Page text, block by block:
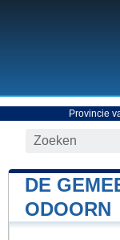
Provincie
DE
ODOORN